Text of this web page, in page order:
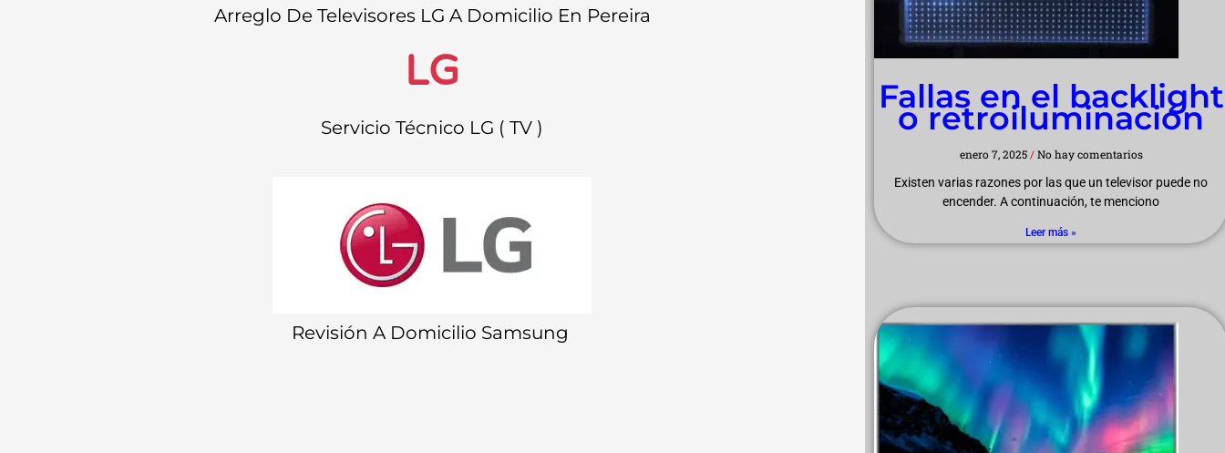
Arreglo De Televisores LG A Domicilio En Pereira
LG
Servicio Técnico LG ( TV )
Revisión A Domicilio Samsung
Fallas en el backlight
o retroiluminación
enero 7, 2025 No hay comentarios
Existen varias razones por las que un televisor puede no
encender. A continuación, te menciono
Leer más »